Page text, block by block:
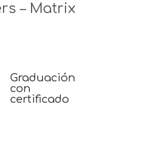
– Matrix
Graduación
con
certificado